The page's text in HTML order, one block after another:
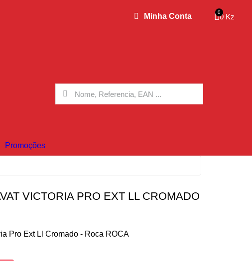
Minha Conta 0 Kz
Promoções
VICTORIA PRO EXT LL CROMADO
Pro Ext Ll Cromado - Roca ROCA